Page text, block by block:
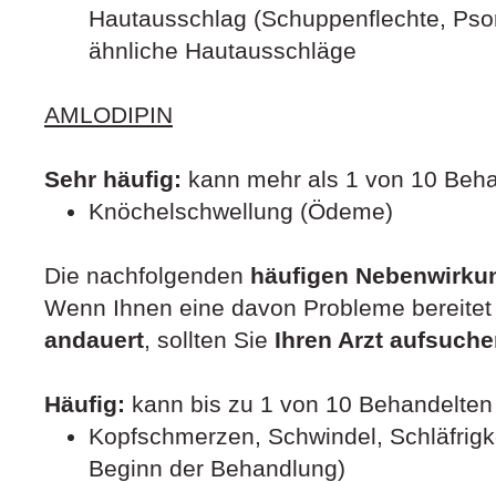
Hautausschlag (Schuppenflechte,
ähnliche Hautausschläge
AMLODIPIN
Sehr häufig: kann mehr als 1 von 10
Knöchelschwellung (Ödeme)
Die nachfolgenden häufigen
Wenn Ihnen eine davon Probleme
andauert, sollten Sie Ihren Arzt
Häufig: kann bis zu 1 von 10
Kopfschmerzen, Schwindel,
Beginn der Behandlung)